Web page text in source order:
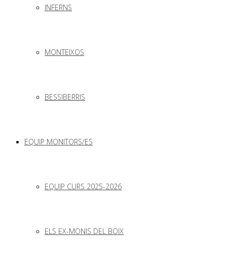
INFERNS
MONTEIXOS
BESSIBERRIS
EQUIP MONITORS/ES
EQUIP CURS 2025-2026
ELS EX-MONIS DEL BOIX